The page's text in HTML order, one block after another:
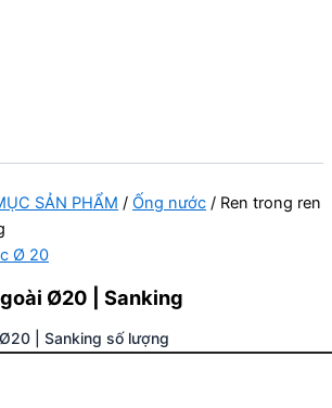
SẢN PHẨM / Ống nước / Ren trong ren
Ø 20
Ø20 | Sanking
| Sanking số lượng